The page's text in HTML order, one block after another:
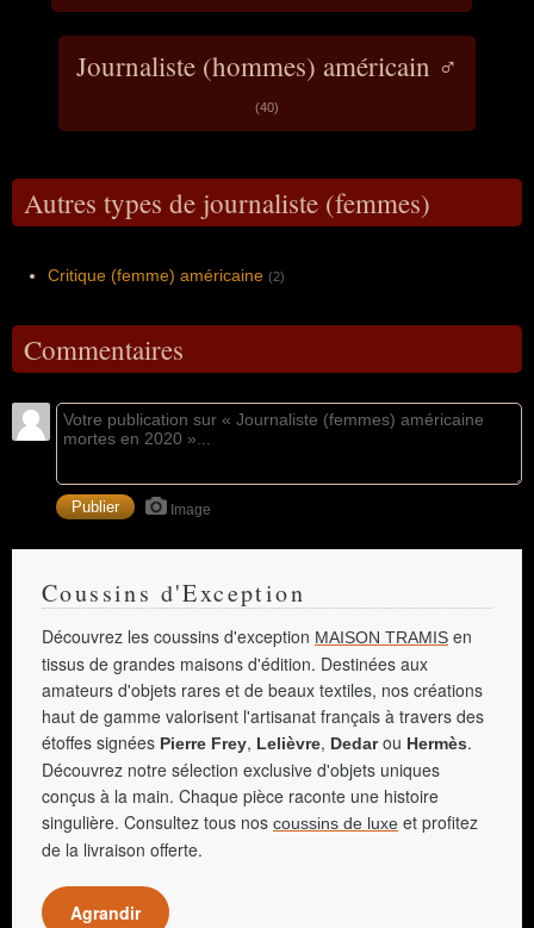
Journaliste (hommes) américain ♂
(40)
Autres types de journaliste (femmes)
Critique (femme) américaine (2)
Commentaires
Image
Coussins d'Exception
Découvrez les coussins d'exception MAISON TRAMIS en
tissus de grandes maisons d'édition. Destinées aux
amateurs d'objets rares et de beaux textiles, nos créations
haut de gamme valorisent l'artisanat français à travers des
étoffes signées Pierre Frey, Lelièvre, Dedarou Hermès.
Découvrez notre sélection exclusive d'objets uniques
conçus à la main. Chaque pièce raconte une histoire
singulière. Consultez tous nos coussins de luxe et profitez
de la livraison offerte.
Agrandir